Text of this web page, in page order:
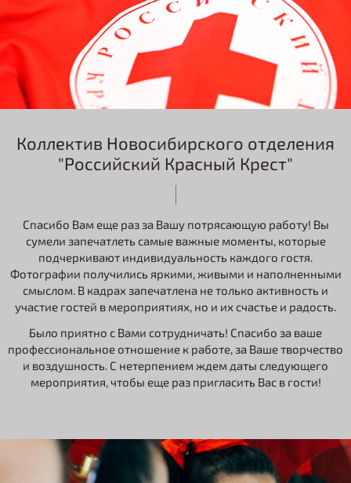
Коллектив Новосибирского отделения
"Российский Красный Крест"
Спасибо Вам еще раз за Вашу потрясающую работу! Вы
сумели запечатлеть самые важные моменты, которые
подчеркивают индивидуальность каждого гостя.
Фотографии получились яркими, живыми и наполненными
смыслом. В кадрах запечатлена не только активность и
участие гостей в мероприятиях, но и их счастье и радость.
Было приятно с Вами сотрудничать! Спасибо за ваше
профессиональное отношение к работе, за Ваше творчество
и воздушность. С нетерпением ждем даты следующего
мероприятия, чтобы еще раз пригласить Вас в гости!